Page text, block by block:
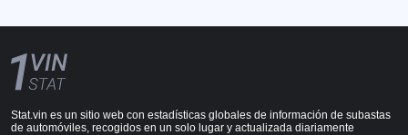
Stat.vin es un sitio web con estadísticas globales de información de subastas
de automóviles, recogidos en un solo lugar y actualizada diariamente